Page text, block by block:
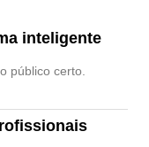
inteligente
público certo.